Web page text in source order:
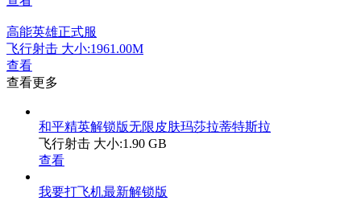
高能英雄正式服
飞行射击 大小:1961.00M
查看
查看更多
和平精英解锁版无限皮肤玛莎拉蒂特斯拉
飞行射击 大小:1.90 GB
查看
我要打飞机最新解锁版